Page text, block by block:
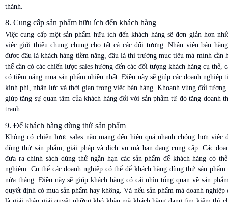
thành.
8. Cung cấp sản phẩm hữu ích đến khách hàng
Việc cung cấp một sản phẩm hữu ích đến khách hàng sẽ đơn giản hơn
việc giới thiệu chung chung cho tất cả các đối tượng. Nhân viên bán
được đâu là khách hàng tiềm năng, đâu là thị trường mục tiêu mà mình cần
thể cần có các chiến lược sales hướng đến các đối tượng khách hàng cụ thể,
có tiềm năng mua sản phẩm nhiều nhất. Điều này sẽ giúp các doanh nghiệp
kinh phí, nhân lực và thời gian trong việc bán hàng. Khoanh vùng đối tượng
giúp tăng sự quan tâm của khách hàng đối với sản phẩm từ đó tăng doanh
tranh.
9. Để khách hàng dùng thử sản phẩm
Không có chiến lược sales nào mang đến hiệu quả nhanh chóng hơn việc
dùng thử sản phẩm, giải pháp và dịch vụ mà bạn đang cung cấp. Các
đưa ra chính sách dùng thử ngắn hạn các sản phẩm để khách hàng có
nghiệm. Cụ thể các doanh nghiệp có thể để khách hàng dùng thử sản
nửa tháng. Điều này sẽ giúp khách hàng có cái nhìn tổng quan về sản
quyết định có mua sản phẩm hay không. Và nếu sản phẩm mà doanh nghiệp